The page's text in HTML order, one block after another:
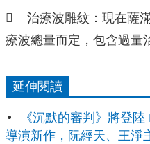
 治療波雕紋：現在薩
療波總量而定，包含過量
延伸閱讀
《沉默的審判》將登
導演新作，阮經天、王淨